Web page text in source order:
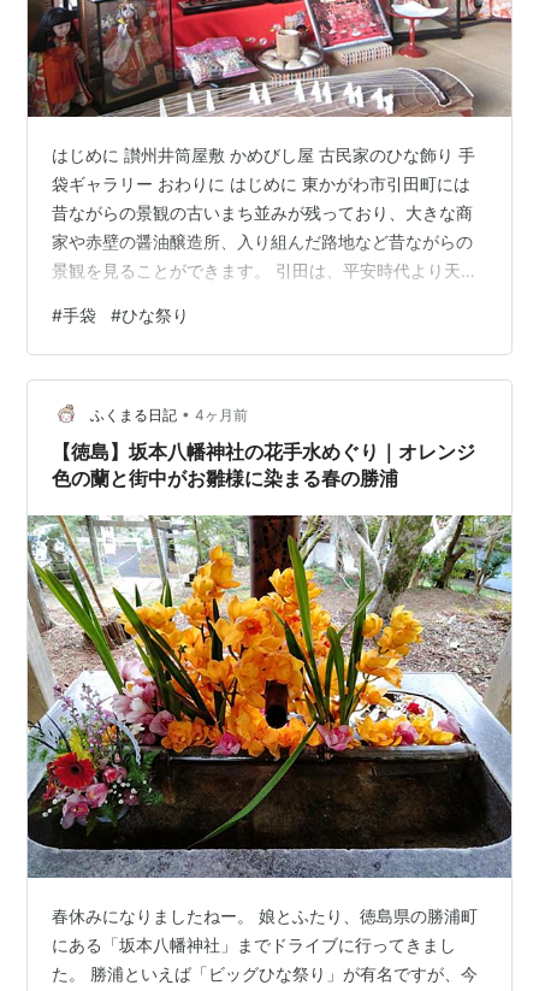
はじめに 讃州井筒屋敷 かめびし屋 古民家のひな飾り 手
袋ギャラリー おわりに はじめに 東かがわ市引田町には
昔ながらの景観の古いまち並みが残っており、大きな商
家や赤壁の醤油醸造所、入り組んだ路地など昔ながらの
景観を見ることができます。 引田は、平安時代より天然
点として引田城が築かれました。 安土桃山時代に始まっ
た醤油醸造は江戸時代になって隆盛し、町の発展に寄与
しています。 現在では、入り組んだ路地や古建築が多く
現存しているまち並みを生かした、観光振興を進めてい
ます。 讃州井筒屋敷 引田の町中にひときわ大きくて立派
な建物があります。 江戸時代に…
#手袋 #ひな祭り
ふくまる日記 • 4ヶ月前
【徳島】坂本八幡神社の花手水めぐり｜オレンジ
色の蘭と街中がお雛様に染まる春の勝浦
春休みになりましたねー。 娘とふたり、徳島県の勝浦町
にある「坂本八幡神社」までドライブに行ってきまし
た。 勝浦といえば「ビッグひな祭り」が有名ですが、今